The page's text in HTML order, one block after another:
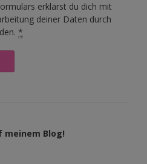
erklärst du dich mit
deiner Daten durch
*
meinem Blog!